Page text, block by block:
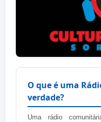
O que é uma
verdade?
Uma rádio